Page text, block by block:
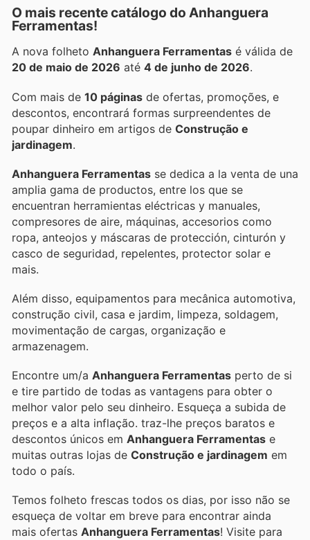
O mais recente catálogo do Anhanguera
Ferramentas!
A nova folheto Anhanguera Ferramentas é válida de
20 de maio de 2026 até 4 de junho de 2026.
Com mais de 10 páginas de ofertas, promoções, e
descontos, encontrará formas surpreendentes de
poupar dinheiro em artigos de Construção e
jardinagem.
Anhanguera Ferramentas se dedica a la venta de una
amplia gama de productos, entre los que se
encuentran herramientas eléctricas y manuales,
compresores de aire, máquinas, accesorios como
ropa, anteojos y máscaras de protección, cinturón y
casco de seguridad, repelentes, protector solar e
mais.
Além disso, equipamentos para mecânica automotiva,
construção civil, casa e jardim, limpeza, soldagem,
movimentação de cargas, organização e
armazenagem.
Encontre um/a Anhanguera Ferramentas perto de si
e tire partido de todas as vantagens para obter o
melhor valor pelo seu dinheiro. Esqueça a subida de
preços e a alta inflação. traz-lhe preços baratos e
descontos únicos em Anhanguera Ferramentas e
muitas outras lojas de Construção e jardinagem em
todo o país.
Temos folheto frescas todos os dias, por isso não se
esqueça de voltar em breve para encontrar ainda
mais ofertas Anhanguera Ferramentas ! Visite para